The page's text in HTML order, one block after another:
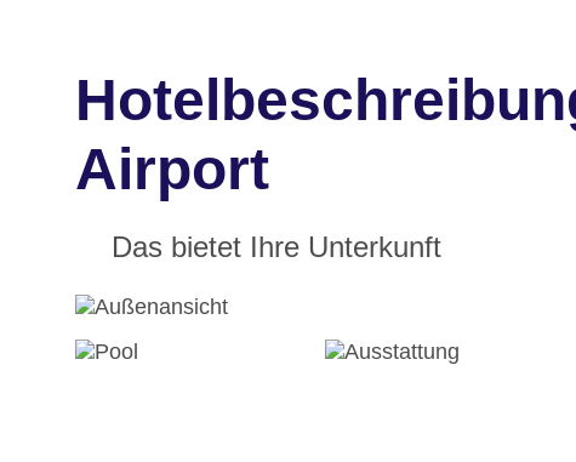
Airport
Das bietet Ihre Unterkunft